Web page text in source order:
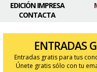
EDICIÓN IMPRESA
CONTACTA
ENTRADAS
Entradas gratis para tus
Únete gratis sólo con tu